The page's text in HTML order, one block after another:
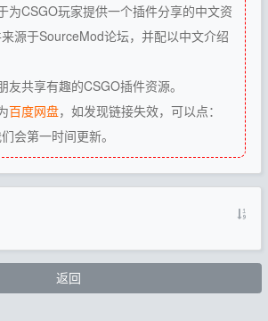
为CSGO玩家提供一个插件分享的中文资
源于SourceMod论坛，并配以中文介绍
友共享有趣的CSGO插件资源。
百度网盘，如发现链接失效，可以点：
会第一时间更新。
返回